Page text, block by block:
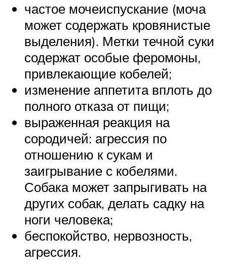
частое мочеиспускание (моча
может содержать кровянистые
выделения). Метки течной суки
содержат особые феромоны,
привлекающие кобелей;
изменение аппетита вплоть до
полного отказа от пищи;
выраженная реакция на
сородичей: агрессия по
отношению к сукам и
заигрывание с кобелями.
Собака может запрыгивать на
других собак, делать садку на
ноги человека;
беспокойство, нервозность,
агрессия.